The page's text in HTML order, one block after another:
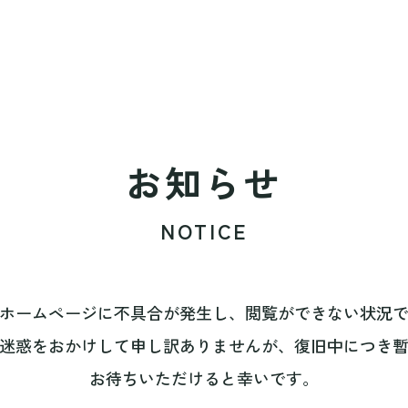
お知らせ
NOTICE
ームページに不具合が発生し、閲覧ができない状況で
惑をおかけして申し訳ありませんが、復旧中につき
お待ちいただけると幸いです。